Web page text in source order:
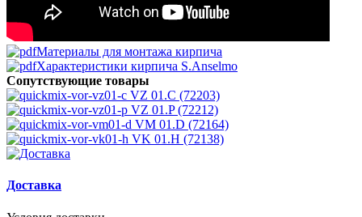
Материалы для монтажа кирпича
Характеристики кирпича S.Anselmo
Сопутствующие товары
VZ 01.C (72203)
VZ 01.P (72212)
VM 01.D (72164)
VK 01.H (72138)
Доставка